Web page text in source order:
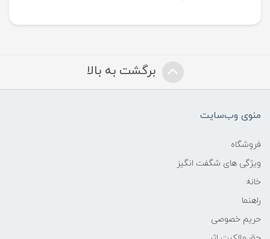
برگشت به بالا
منوی وب‌سایت
فروشگاه
ویژگی های شگفت انگیز
خانه
راهنما
حریم خصوصی